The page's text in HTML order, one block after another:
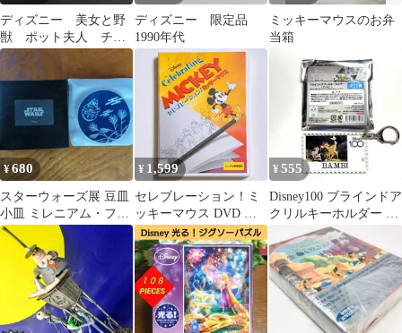
ディズニー 美女と野
獣 ポット夫人 チッ
プ君 ぬいぐるみ 限
定 タグ付き
ディズニー 限定品
1990年代
ミッキーマウスのお弁
当箱
¥680
スターウォーズ展 豆皿
小皿 ミレニアム・ファ
ルコン ウォルト・ディ
ズニー
¥ 1,599
セレブレーション！ミ
ッキーマウス DVD レ
ンタル落ち Disney アニ
メ
¥ 555
Disney100 ブラインドア
クリルキーホルダー バ